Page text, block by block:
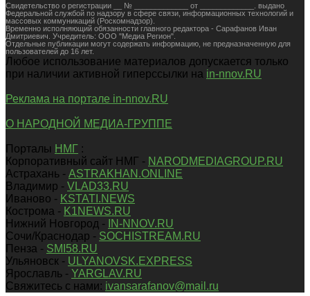
Свидетельство о регистрации __ № _____________ от _____________. выдано
Федеральной службой по надзору в сфере связи, информационных технологий и
массовых коммуникаций (Роскомнадзор).
Временно исполняющий обязанности главного редактора - Сарафанов Иван
Дмитриевич. Учредитель: ООО "Медиа Регион".
Отдельные публикации могут содержать информацию, не предназначенную для
пользователей до 16 лет.
Любое использование материалов допускается только
при наличии активной гиперссылки на in-nnov.RU
Реклама на портале in-nnov.RU
О НАРОДНОЙ МЕДИА-ГРУППЕ
Порталы НМГ :
Корпоративный сайт НМГ - NARODMEDIAGROUP.RU
Астрахань - ASTRAKHAN.ONLINE
Владимир - VLAD33.RU
Иваново - KSTATI.NEWS
Кострома - K1NEWS.RU
Нижний Новгород -
IN-NNOV.RU
Сочи/Краснодар - SOCHISTREAM.RU
Пенза - SMI58.RU
Ульяновск - ULYANOVSK.EXPRESS
Ярославль - YARGLAV.RU
Свяжитесь с нами: ivansarafanov@mail.ru